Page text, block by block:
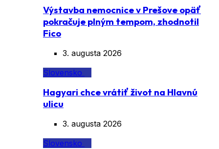
Výstavba nemocnice v Prešove opäť
pokračuje plným tempom, zhodnotil
Fico
3. augusta 2026
Slovensko
Hagyari chce vrátiť život na Hlavnú
ulicu
3. augusta 2026
Slovensko